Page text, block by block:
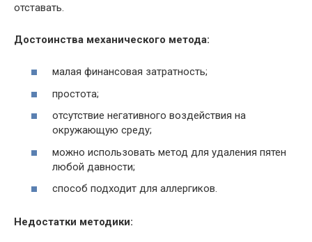
отставать.
Достоинства механического метода:
малая финансовая затратность;
простота;
отсутствие негативного воздействия на
окружающую среду;
можно использовать метод для удаления пятен
любой давности;
способ подходит для аллергиков.
Недостатки методики: